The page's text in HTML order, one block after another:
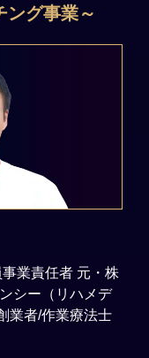
ング事業～
業責任者 元・株
シー（リハメデ
業者/作業療法士